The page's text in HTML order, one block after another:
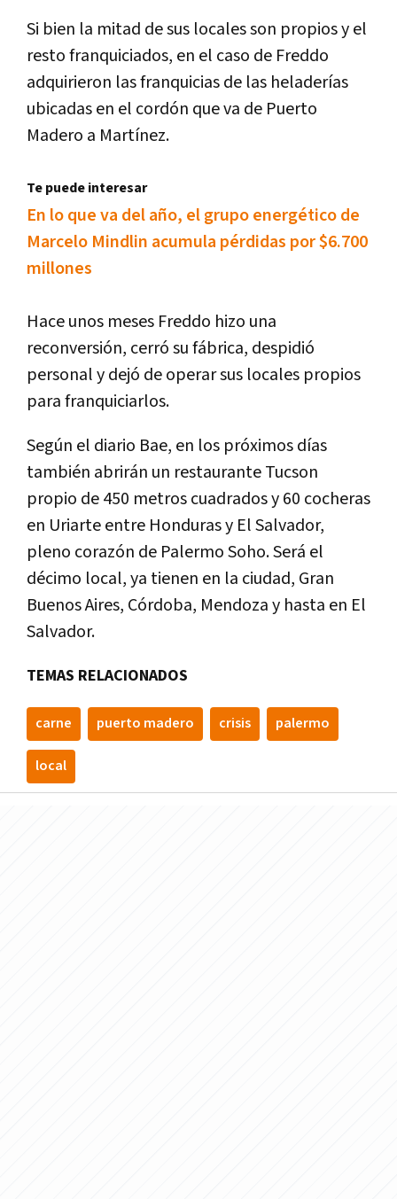
Si bien la mitad de sus locales son propios y el
resto franquiciados, en el caso de Freddo
adquirieron las franquicias de las heladerías
ubicadas en el cordón que va de Puerto
Madero a Martínez.
Te puede interesar
En lo que va del año, el grupo energético de
Marcelo Mindlin acumula pérdidas por $6.700
millones
Hace unos meses Freddo hizo una
reconversión, cerró su fábrica, despidió
personal y dejó de operar sus locales propios
para franquiciarlos.
Según el diario Bae, en los próximos días
también abrirán un restaurante Tucson
propio de 450 metros cuadrados y 60 cocheras
en Uriarte entre Honduras y El Salvador,
pleno corazón de Palermo Soho. Será el
décimo local, ya tienen en la ciudad, Gran
Buenos Aires, Córdoba, Mendoza y hasta en El
Salvador.
TEMAS RELACIONADOS
carne puerto madero crisis palermo
local